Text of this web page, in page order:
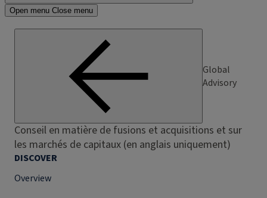
Open menu Close menu
Global
Advisory
Conseil en matière de fusions et acquisitions et sur
les marchés de capitaux (en anglais uniquement)
DISCOVER
Overview